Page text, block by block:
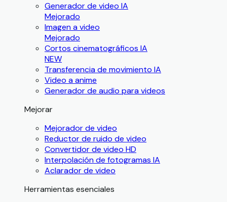
Generador de video IA
Mejorado
Imagen a video
Mejorado
Cortos cinematográficos IA
NEW
Transferencia de movimiento IA
Video a anime
Generador de audio para videos
Mejorar
Mejorador de video
Reductor de ruido de video
Convertidor de video HD
Interpolación de fotogramas IA
Aclarador de video
Herramientas esenciales